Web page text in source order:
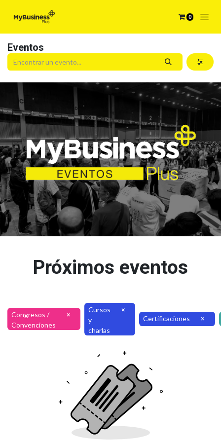
0
Eventos
Próximos eventos
Congresos /
Convenciones
×
Cursos
y
charlas
×
Certificaciones ×